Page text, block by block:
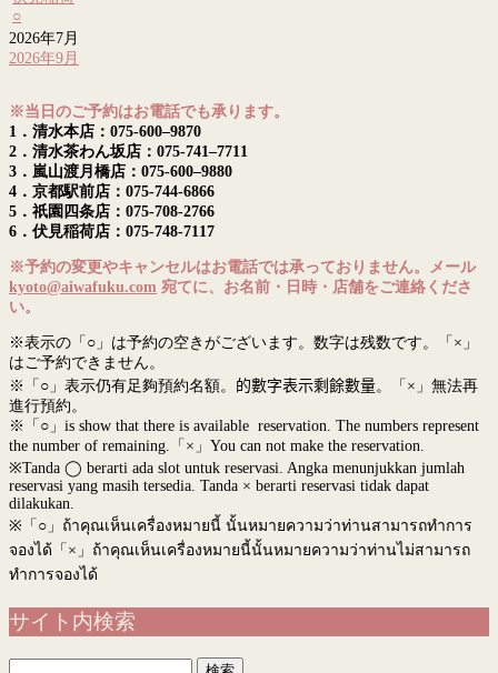
○
2026年7月
2026年9月
※当日のご予約はお電話でも承ります。
1．清水本店：075-600–9870
2．清水茶わん坂店：075-741–7711
3．嵐山渡月橋店：075-600–9880
4．京都駅前店：075-744-6866
5．祇園四条店：075-708-2766
6．伏見稲荷店：075-748-7117
※予約の変更やキャンセルはお電話では承っておりません。メール
kyoto@aiwafuku.com 宛てに、お名前・日時・店舗をご連絡くださ
い。
※表示の「○」は予約の空きがございます。数字は残数です。「×」
はご予約できません。
※「○」表示仍有足夠預約名額。 的數字表示剩餘數量。「×」無法再
進行預約。
※「○」is show that there is available reservation. The numbers represent
the number of remaining.「×」You can not make the reservation.
※Tanda ◯ berarti ada slot untuk reservasi. Angka menunjukkan jumlah
reservasi yang masih tersedia. Tanda × berarti reservasi tidak dapat
dilakukan.
※ 「○」ถ้าคุณเห็นเครื่องหมายนี้ นั้นหมายความว่าท่านสามารถทำการ
จองได้「×」ถ้าคุณเห็นเครื่องหมายนี้นั้นหมายความว่าท่านไม่สามารถ
ทำการจองได้
サイト内検索